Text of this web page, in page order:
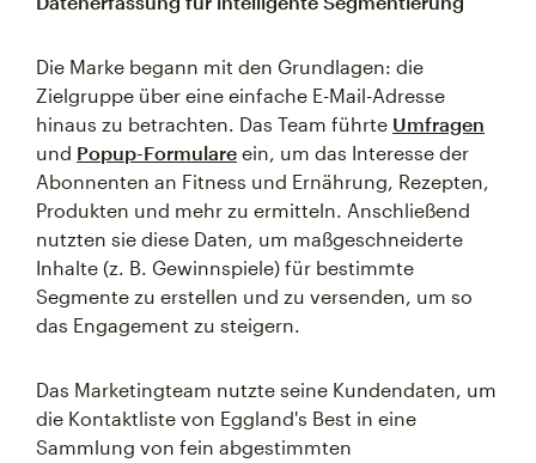
Die Marke begann mit den Grundlagen: die
Zielgruppe über eine einfache E-Mail-Adresse
hinaus zu betrachten. Das Team führte Umfragen
und Popup-Formulare ein, um das Interesse der
Abonnenten an Fitness und Ernährung, Rezepten,
Produkten und mehr zu ermitteln. Anschließend
nutzten sie diese Daten, um maßgeschneiderte
Inhalte (z. B. Gewinnspiele) für bestimmte
Segmente zu erstellen und zu versenden, um so
das Engagement zu steigern.
Das Marketingteam nutzte seine Kundendaten, um
die Kontaktliste von Eggland's Best in eine
Sammlung von fein abgestimmten